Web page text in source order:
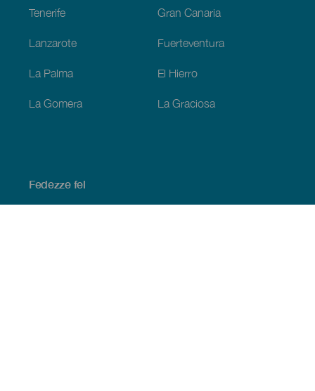
Tenerife Gran Canaria
Lanzarote Fuerteventura
La Palma El Hierro
La Gomera La Graciosa
Fedezze fel